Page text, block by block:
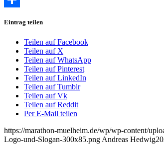
Eintrag teilen
Teilen auf Facebook
Teilen auf X
Teilen auf WhatsApp
Teilen auf Pinterest
Teilen auf LinkedIn
Teilen auf Tumblr
Teilen auf Vk
Teilen auf Reddit
Per E-Mail teilen
https://marathon-muelheim.de/wp/wp-content/
Logo-und-Slogan-300x85.png Andreas Hedwig